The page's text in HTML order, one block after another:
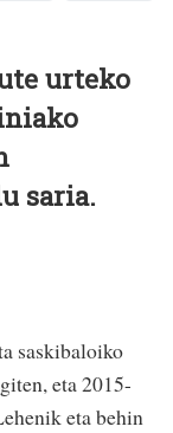
urteko
saria.
saskibaloiko
eta 2015-
eta behin